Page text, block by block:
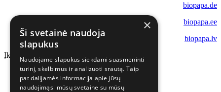
biopapa.de
biopapa.ee
biopapa.lv
Įkeliama...
×
Ši svetainė naudoja
slapukus
Naudojame slapukus siekdami suasmeninti
turinį, skelbimus ir analizuoti srautą. Taip
pat dalijamės informacija apie jūsų
naudojimąsi mūsų svetaine su mūsų